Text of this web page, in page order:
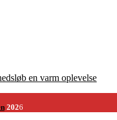
en varm oplevelse
2026